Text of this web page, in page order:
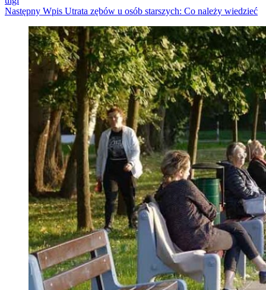
Następny Wpis Utrata zębów u osób starszych: Co należy wiedzieć